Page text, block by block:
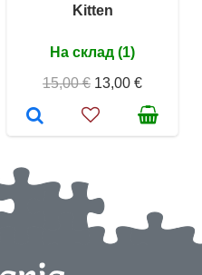
Kitten
На склад (1)
15,00 € 13,00 €